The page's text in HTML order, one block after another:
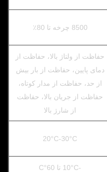
8500 چرخه تا 80٪
حفاظت از ولتاژ بالا، حفاظت از
دمای پایین، حفاظت از بار بیش
از حد، حفاظت از مدار کوتاه،
حفاظت از جریان بالا، حفاظت
از شارژ بالا
20°C-30°C
-10°C تا 60°C